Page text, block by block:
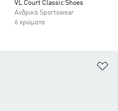
VL Court Classic Shoes
Ανδρικά Sportswear
6 χρώματα